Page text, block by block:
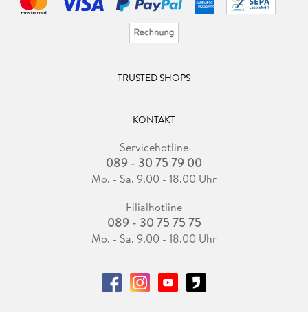
TRUSTED SHOPS
KONTAKT
Servicehotline
089 - 30 75 79 00
Mo. - Sa. 9.00 - 18.00 Uhr
Filialhotline
089 - 30 75 75 75
Mo. - Sa. 9.00 - 18.00 Uhr